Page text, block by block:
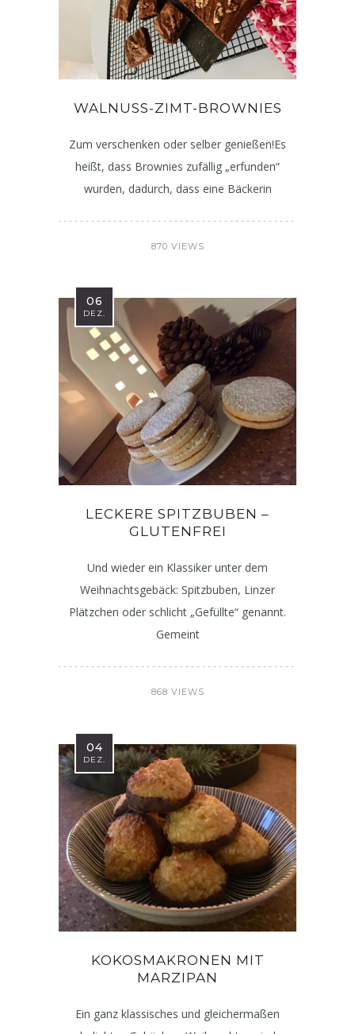
WALNUSS-ZIMT-BROWNIES
Zum verschenken oder selber genießen!Es
heißt, dass Brownies zufällig „erfunden“
wurden, dadurch, dass eine Bäckerin
870 VIEWS
06
DEZ.
LECKERE SPITZBUBEN –
GLUTENFREI
Und wieder ein Klassiker unter dem
Weihnachtsgebäck: Spitzbuben, Linzer
Plätzchen oder schlicht „Gefüllte“ genannt.
Gemeint
868 VIEWS
04
DEZ.
KOKOSMAKRONEN MIT
MARZIPAN
Ein ganz klassisches und gleichermaßen